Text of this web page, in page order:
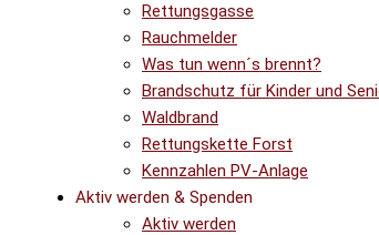
Rettungsgasse
Rauchmelder
Was tun wenn´s brennt?
Brandschutz für Kinder und
Waldbrand
Rettungskette Forst
Kennzahlen PV-Anlage
Aktiv werden & Spenden
Aktiv werden